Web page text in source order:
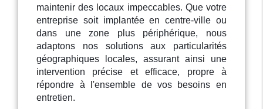
maintenir des locaux impeccables. Que votre
entreprise soit implantée en centre-ville ou
dans une zone plus périphérique, nous
adaptons nos solutions aux particularités
géographiques locales, assurant ainsi une
intervention précise et efficace, propre à
répondre à l'ensemble de vos besoins en
entretien.